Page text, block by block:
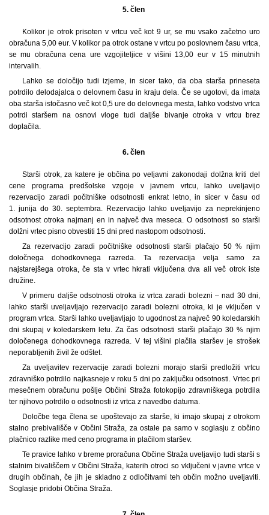
5. člen
Kolikor je otrok prisoten v vrtcu več kot 9 ur, se mu vsako začetno uro
obračuna 5,00 eur. V kolikor pa otrok ostane v vrtcu po poslovnem času vrtca,
se mu obračuna cena ure vzgojiteljice v višini 13,00 eur v 15 minutnih
intervalih.
Lahko se določijo tudi izjeme, in sicer tako, da oba starša prineseta
potrdilo delodajalca o delovnem času in kraju dela. Če se ugotovi, da imata
oba starša istočasno več kot 0,5 ure do delovnega mesta, lahko vodstvo vrtca
potrdi staršem na osnovi vloge tudi daljše bivanje otroka v vrtcu brez
doplačila.
6. člen
Starši otrok, za katere je občina po veljavni zakonodaji dolžna kriti del
cene programa predšolske vzgoje v javnem vrtcu, lahko uveljavijo
rezervacijo zaradi počitniške odsotnosti enkrat letno, in sicer v času od
1. junija do 30. septembra. Rezervacijo lahko uveljavijo za neprekinjeno
odsotnost otroka najmanj en in največ dva meseca. O odsotnosti so starši
dolžni vrtec pisno obvestiti 15 dni pred nastopom odsotnosti.
Za rezervacijo zaradi počitniške odsotnosti starši plačajo 50 % njim
določnega dohodkovnega razreda. Ta rezervacija velja samo za
najstarejšega otroka, če sta v vrtec hkrati vključena dva ali več otrok iste
družine.
V primeru daljše odsotnosti otroka iz vrtca zaradi bolezni – nad 30 dni,
lahko starši uveljavljajo rezervacijo zaradi bolezni otroka, ki je vključen v
program vrtca. Starši lahko uveljavljajo to ugodnost za največ 90 koledarskih
dni skupaj v koledarskem letu. Za čas odsotnosti starši plačajo 30 % njim
določenega dohodkovnega razreda. V tej višini plačila staršev je strošek
neporabljenih živil že odštet.
Za uveljavitev rezervacije zaradi bolezni morajo starši predložiti vrtcu
zdravniško potrdilo najkasneje v roku 5 dni po zaključku odsotnosti. Vrtec pri
mesečnem obračunu pošlje Občini Straža fotokopijo zdravniškega potrdila
ter njihovo potrdilo o odsotnosti iz vrtca z navedbo datuma.
Določbe tega člena se upoštevajo za starše, ki imajo skupaj z otrokom
stalno prebivališče v Občini Straža, za ostale pa samo v soglasju z občino
plačnico razlike med ceno programa in plačilom staršev.
Te pravice lahko v breme proračuna Občine Straža uveljavijo tudi starši s
stalnim bivališčem v Občini Straža, katerih otroci so vključeni v javne vrtce v
drugih občinah, če jih je skladno z odločitvami teh občin možno uveljaviti.
Soglasje pridobi Občina Straža.